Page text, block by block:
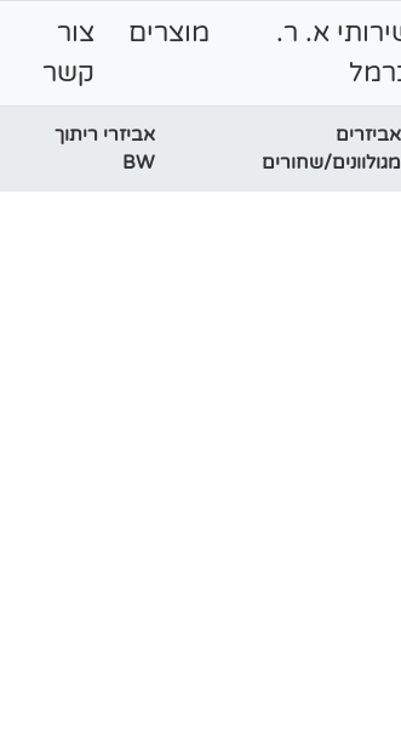
א. ר.
מוצרים
צור
קשר
אביזרים
מגולוונים/שחורים
אביזרי ריתוך
BW